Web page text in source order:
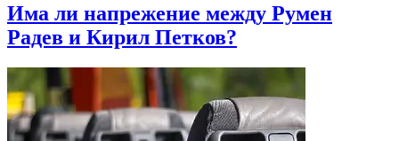
Има ли напрежение между Румен
Радев и Кирил Петков?